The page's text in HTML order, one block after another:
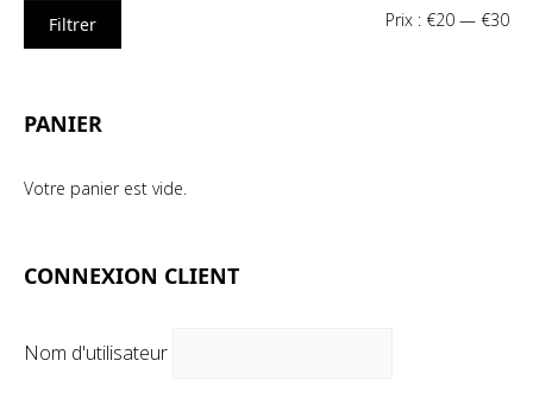
Filtrer Prix : €20 — €30
PANIER
Votre panier est vide.
CONNEXION CLIENT
Nom d'utilisateur